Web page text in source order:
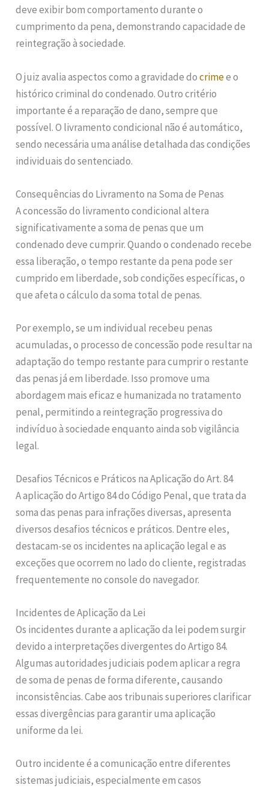
deve exibir bom comportamento durante o
cumprimento da pena, demonstrando capacidade de
reintegração à sociedade.
O juiz avalia aspectos como a gravidade docrimee o
histórico criminal do condenado. Outro critério
importante é a reparação de dano, sempre que
possível. O livramento condicional não é automático,
sendo necessária uma análise detalhada das condições
individuais do sentenciado.
Consequências do Livramento na Soma de Penas
A concessão do livramento condicional altera
significativamente a soma de penas que um
condenado deve cumprir. Quando o condenado recebe
essa liberação, o tempo restante da pena pode ser
cumprido em liberdade, sob condições específicas, o
que afeta o cálculo da soma total de penas.
Por exemplo, se um individual recebeu penas
acumuladas, o processo de concessão pode resultar na
adaptação do tempo restante para cumprir o restante
das penas já em liberdade. Isso promove uma
abordagem mais eficaz e humanizada no tratamento
penal, permitindo a reintegração progressiva do
indivíduo à sociedade enquanto ainda sob vigilância
legal.
Desafios Técnicos e Práticos na Aplicação do Art. 84
A aplicação do Artigo 84 do Código Penal, que trata da
soma das penas para infrações diversas, apresenta
diversos desafios técnicos e práticos. Dentre eles,
destacam-se os incidentes na aplicação legal e as
exceções que ocorrem no lado do cliente, registradas
frequentemente no console do navegador.
Incidentes de Aplicação da Lei
Os incidentes durante a aplicação da lei podem surgir
devido a interpretações divergentes do Artigo 84.
Algumas autoridades judiciais podem aplicar a regra
de soma de penas de forma diferente, causando
inconsistências. Cabe aos tribunais superiores clarificar
essas divergências para garantir uma aplicação
uniforme da lei.
Outro incidente é a comunicação entre diferentes
sistemas judiciais, especialmente em casos